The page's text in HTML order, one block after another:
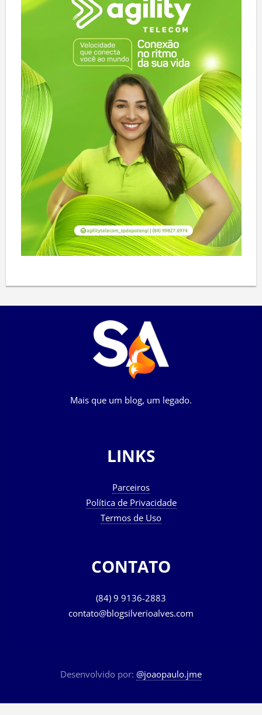
Mais que um blog, um legado.
LINKS
Parceiros
Política de Privacidade
Termos de Uso
CONTATO
(84) 9 9136-2883
contato@blogsilverioalves.com
Desenvolvido por: @joaopaulo.jme